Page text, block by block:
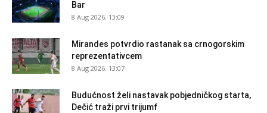
Bar
8 Aug 2026. 13:09
Mirandes potvrdio rastanak sa crnogorskim
reprezentativcem
8 Aug 2026. 13:07
Budućnost želi nastavak pobjedničkog starta,
Dečić traži prvi trijumf